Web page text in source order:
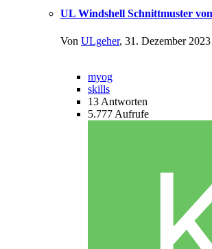
UL Windshell Schnittmuster
Von ULgeher, 31. Dezember 2023
myog
skills
13 Antworten
5.777 Aufrufe